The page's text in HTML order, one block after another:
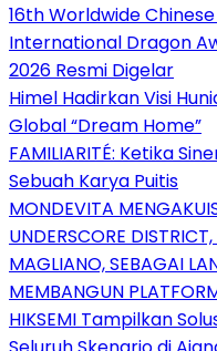
16th Worldwide
International Dragon
2026 Resmi Digelar
Himel Hadirkan Visi
Global “Dream Home”
FAMILIARITÉ: Ketika
Sebuah Karya Puitis
MONDEVITA
UNDERSCORE
MAGLIANO, SEBAGAI
MEMBANGUN
HIKSEMI Tampilkan